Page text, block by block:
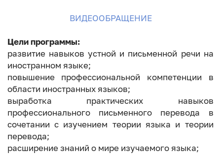
ВИДЕООБРАЩЕНИЕ
Цели программы:
развитие навыков устной и письменной речи на
иностранном языке;
повышение профессиональной компетенции в
области иностранных языков;
выработка практических навыков
профессионального письменного перевода в
сочетании с изучением теории языка и теории
перевода;
расширение знаний о мире изучаемого языка;